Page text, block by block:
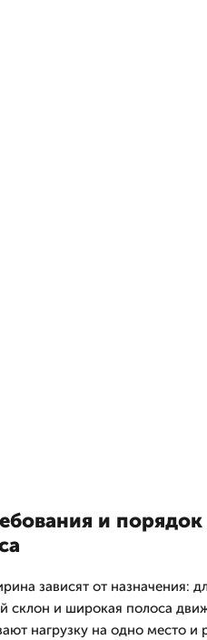
и
зависят от назначения:
склон и широкая полоса
нагрузку на одно место и